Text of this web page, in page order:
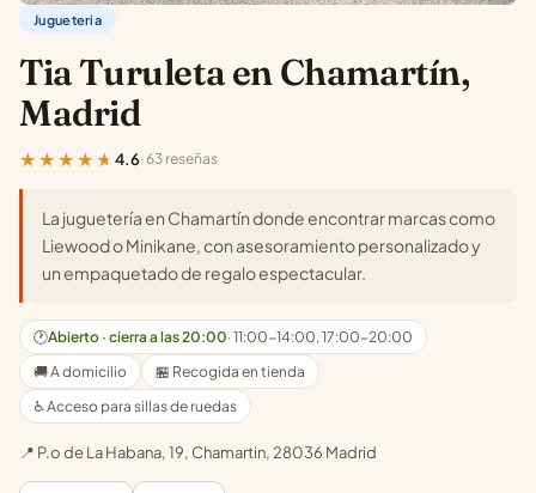
Jugueteria
Tia Turuleta en Chamartín,
Madrid
★★★★★ 4.6· 63 reseñas
La juguetería en Chamartín donde encontrar marcas como
Liewood o Minikane, con asesoramiento personalizado y
un empaquetado de regalo espectacular.
🕐Abierto · cierra a las 20:00· 11:00-14:00, 17:00-20:00
🚚 A domicilio
🏪 Recogida en tienda
♿ Acceso para sillas de ruedas
📍 P.o de La Habana, 19, Chamartin, 28036 Madrid